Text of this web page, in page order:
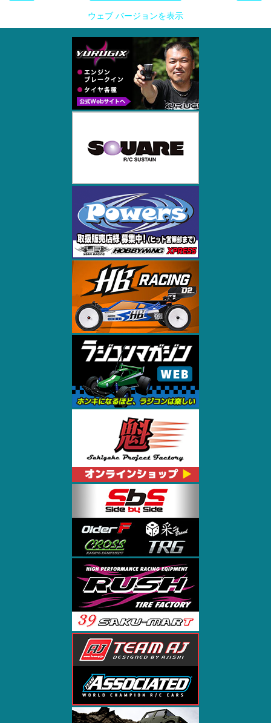
ウェブ バージョンを表示